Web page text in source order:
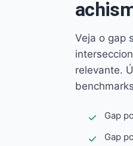
Veja o gap
relevante.
Gap
Gap